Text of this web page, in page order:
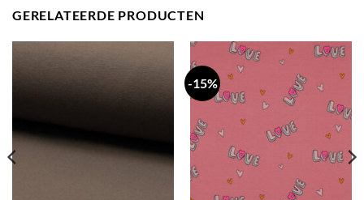
GERELATEERDE PRODUCTEN
-15%